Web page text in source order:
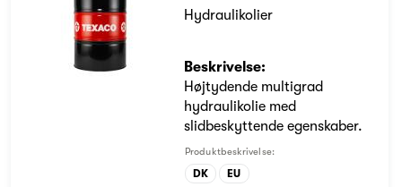
Hydraulikolier
Beskrivelse:
Højtydende multigrad
hydraulikolie med
slidbeskyttende egenskaber.
Produktbeskrivelse:
DK EU